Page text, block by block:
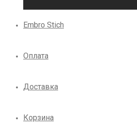
Embro Stich
Оплата
Доставка
Корзина